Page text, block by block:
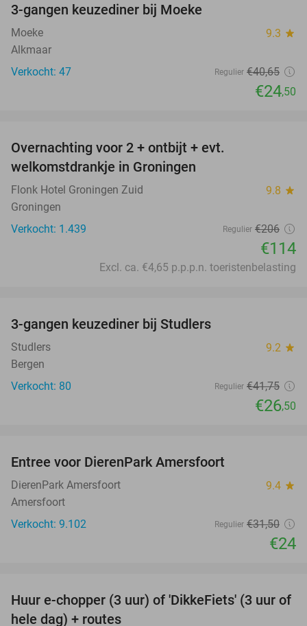
3-gangen keuzediner bij Moeke
Moeke 9.3 star
Alkmaar
Verkocht: 47
Regulier €40,65
€24,50
Overnachting voor 2 + ontbijt + evt.
welkomstdrankje in Groningen
Flonk Hotel Groningen Zuid 9.8 star
Groningen
Verkocht: 1.439
Regulier €206
€114
Excl. ca. €4,65 p.p.p.n. toeristenbelasting
3-gangen keuzediner bij Studlers
Studlers 9.2 star
Bergen
Verkocht: 80
Regulier €41,75
€26,50
Entree voor DierenPark Amersfoort
DierenPark Amersfoort 9.4 star
Amersfoort
Verkocht: 9.102
Regulier €31,50
€24
50%
Huur e-chopper (3 uur) of 'DikkeFiets' (3 uur of
hele dag) + routes